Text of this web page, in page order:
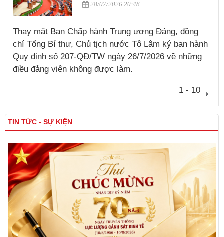
28/07/2026 20:48
Thay mặt Ban Chấp hành Trung ương Đảng, đồng
chí Tổng Bí thư, Chủ tịch nước Tô Lâm ký ban hành
Quy định số 207-QĐ/TW ngày 26/7/2026 về những
điều đảng viên không được làm.
1 - 10
TIN TỨC - SỰ KIỆN